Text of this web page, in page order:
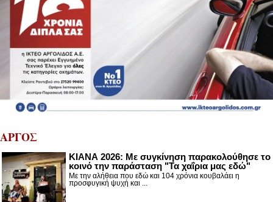
ΑΡΓΟΣ
ΚΙΑΝΑ 2026: Με συγκίνηση παρακολούθησε το
κοινό την παράσταση "Τα χαΐρια μας εδώ"
Με την αλήθεια που εδώ και 104 χρόνια κουβαλάει η
προσφυγική ψυχή και ...